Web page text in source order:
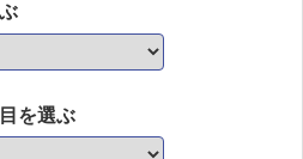
を選ぶ